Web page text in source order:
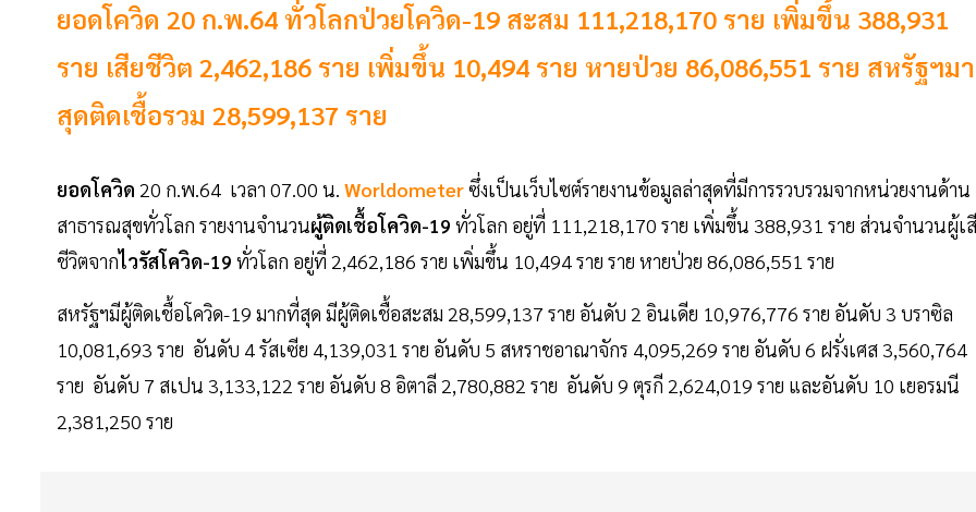
ยอดโควิด 20 ก.พ.64 ทั่วโลกป่วยโควิด-19 สะสม 111,218,170 ราย เพิ่มขึ้น 388,931
ราย เสียชีวิต 2,462,186 ราย เพิ่มขึ้น 10,494 ราย หายป่วย 86,086,551 ราย สหรัฐฯม
สุดติดเชื้อรวม 28,599,137 ราย
ยอดโควิด 20 ก.พ.64 เวลา 07.00 น. Worldometerซึ่งเป็นเว็บไซต์รายงานข้อมูลล่าสุดที่มีการรวบรวมจากหน่วยงานด้าน
สาธารณสุขทั่วโลก รายงานจำนวนผู้ติดเชื้อโควิด-19 ทั่วโลก อยู่ที่ 111,218,170 ราย เพิ่มขึ้น 388,931 ราย ส่วนจำนวนผู้เ
ชีวิตจากไวรัสโควิด-19 ทั่วโลก อยู่ที่ 2,462,186 ราย เพิ่มขึ้น 10,494 ราย ราย หายป่วย 86,086,551 ราย
สหรัฐฯมีผู้ติดเชื้อโควิด-19 มากที่สุด มีผู้ติดเชื้อสะสม 28,599,137 ราย อันดับ 2 อินเดีย 10,976,776 ราย อันดับ 3 บราซิล
10,081,693 ราย อันดับ 4 รัสเซีย 4,139,031 ราย อันดับ 5 สหราชอาณาจักร 4,095,269 ราย อันดับ 6 ฝรั่งเศส 3,560,764
ราย อันดับ 7 สเปน 3,133,122 ราย อันดับ 8 อิตาลี 2,780,882 ราย อันดับ 9 ตุรกี 2,624,019 ราย และอันดับ 10 เยอรมนี
2,381,250 ราย